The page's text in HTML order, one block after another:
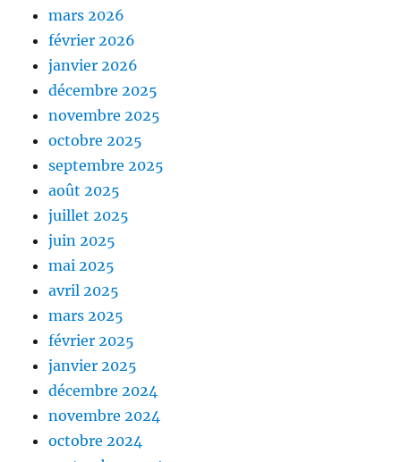
mars 2026
février 2026
janvier 2026
décembre 2025
novembre 2025
octobre 2025
septembre 2025
août 2025
juillet 2025
juin 2025
mai 2025
avril 2025
mars 2025
février 2025
janvier 2025
décembre 2024
novembre 2024
octobre 2024